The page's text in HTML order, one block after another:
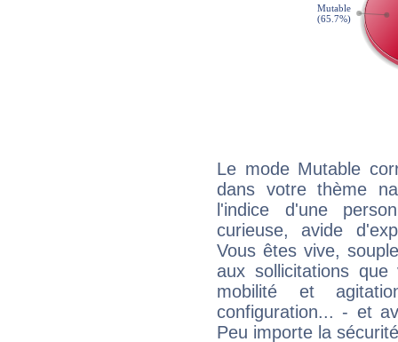
Le mode Mutable
dans votre thème
l'indice d'une
curieuse, avide
Vous êtes vive,
aux sollicitations
mobilité et
configuration... - et
Peu importe la